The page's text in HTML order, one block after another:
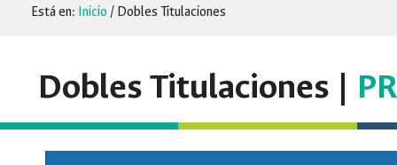
Está en: Inicio / Dobles Titulaciones
Dobles Titulaciones |